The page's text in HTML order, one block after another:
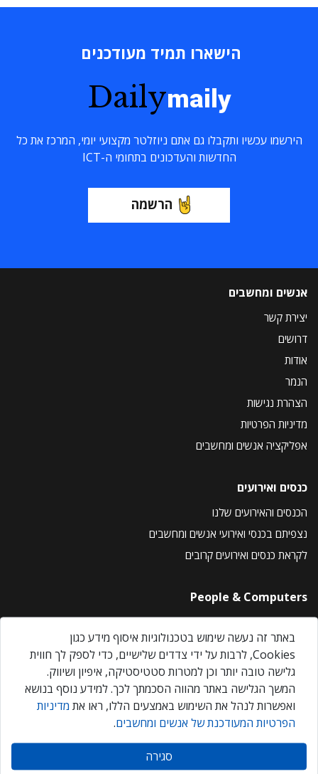
הישארו תמיד מעודכנים
Dailymaily
הירשמו עכשיו ותקבלו גם אתם ניוזלטר מקצועי יומי, המרכז את כל
החדשות והעדכונים בתחומי ה-ICT
הרשמה
אנשים ומחשבים
יצירת קשר
דרושים
אודות
הנמר
הצהרת נגישות
מדיניות הפרטיות
אפליקציה אנשים ומחשבים
כנסים ואירועים
הכנסים והאירועים שלנו
נצפיתם בכנסי ואירועי אנשים ומחשבים
לקראת כנסים ואירועים קרובים
People & Computers
About Us
Privacy Policy
Contact Us
Our Events
אנשים ומחשבים © 2026 – כל הזכויות שמורות
באתר זה נעשה שימוש בטכנולוגיות איסוף מידע כגון
Cookies, לרבות על ידי צדדים שלישיים, כדי לספק לך חווית
גלישה טובה יותר וכן למטרות סטטיסטיקה, איפיון ושיווק.
המשך הגלישה באתר מהווה הסכמתך לכך. למידע נוסף בנושא
ואפשרות לנהל את השימוש באמצעים הללו, ראו את מדיניות
הפרטיות המעודכנת של אנשים ומחשבים.
סגירה